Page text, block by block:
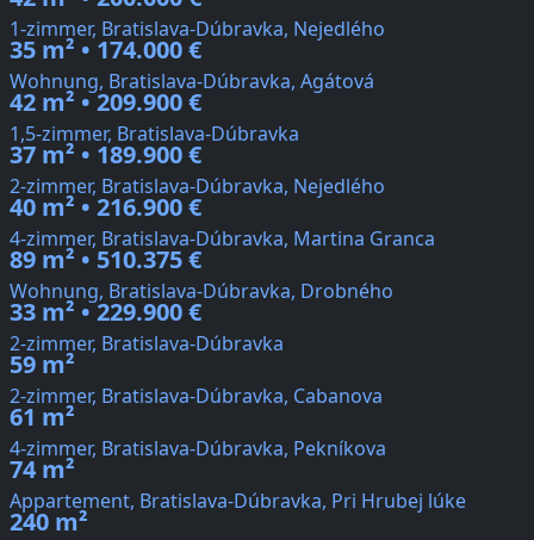
1-zimmer, Bratislava-Dúbravka, Nejedlého
35 m² • 174.000 €
Wohnung, Bratislava-Dúbravka, Agátová
42 m² • 209.900 €
1,5-zimmer, Bratislava-Dúbravka
37 m² • 189.900 €
2-zimmer, Bratislava-Dúbravka, Nejedlého
40 m² • 216.900 €
4-zimmer, Bratislava-Dúbravka, Martina Granca
89 m² • 510.375 €
Wohnung, Bratislava-Dúbravka, Drobného
33 m² • 229.900 €
2-zimmer, Bratislava-Dúbravka
59 m²
2-zimmer, Bratislava-Dúbravka, Cabanova
61 m²
4-zimmer, Bratislava-Dúbravka, Pekníkova
74 m²
Appartement, Bratislava-Dúbravka, Pri Hrubej lúke
240 m²